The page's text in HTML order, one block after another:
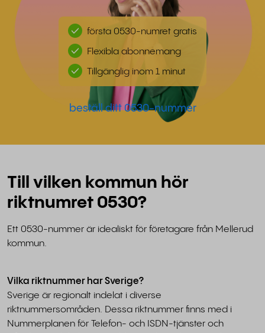
första 0530-numret gratis
Flexibla abonnemang
Tillgänglig inom 1 minut
beställ ditt 0530-nummer
Till vilken kommun hör
riktnumret 0530?
Ett 0530-nummer är idealiskt för företagare från Mellerud
kommun.
Vilka riktnummer har Sverige?
Sverige är regionalt indelat i diverse
riktnummersområden. Dessa riktnummer finns med i
Nummerplanen för Telefon- och ISDN-tjänster och